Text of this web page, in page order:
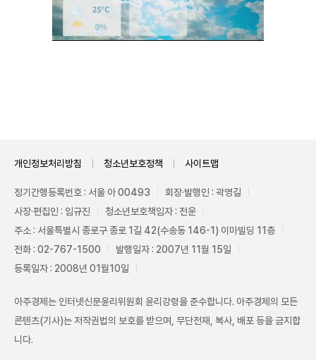
개인정보처리방침 청소년보호정책 사이트맵
정기간행등록번호 : 서울 아 00493
회장·발행인 : 곽영길
사장·편집인 : 임규진
청소년보호책임자 : 전운
주소 : 서울특별시 종로구 종로 1길 42(수송동 146-1) 이마빌딩 11층
전화 : 02-767-1500
발행일자 : 2007년 11월 15일
등록일자 : 2008년 01월10일
아주경제는 인터넷신문윤리위원회 윤리강령을 준수합니다. 아주경제의 모든
콘텐츠(기사)는 저작권법의 보호를 받으며, 무단전재, 복사, 배포 등을 금지합
니다.